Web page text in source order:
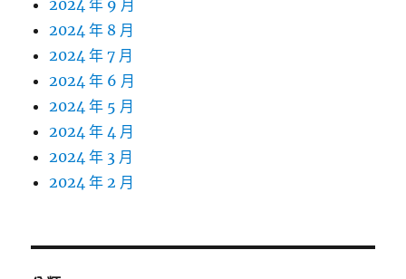
2024 年 9 月
2024 年 8 月
2024 年 7 月
2024 年 6 月
2024 年 5 月
2024 年 4 月
2024 年 3 月
2024 年 2 月